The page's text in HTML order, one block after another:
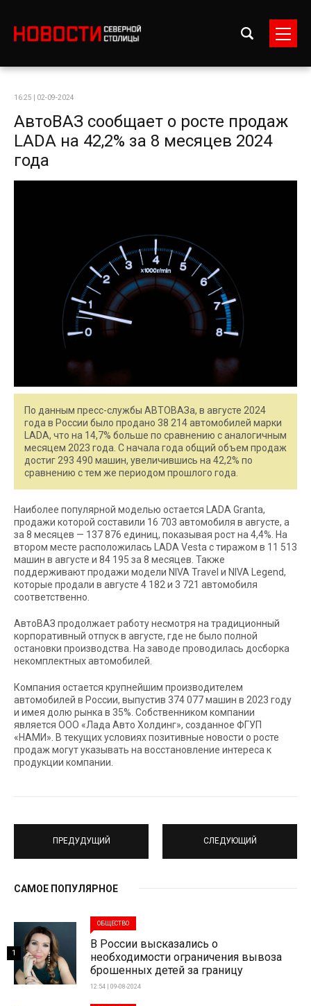
16:25 | 02-09-2024
АвтоВАЗ сообщает о росте продаж
LADA на 42,2% за 8 месяцев 2024
года
По данным пресс-службы АВТОВАЗа, в августе 2024
года в России было продано 38 214 автомобилей марки
LADA, что на 14,7% больше по сравнению с аналогичным
месяцем 2023 года. С начала года общий объем продаж
достиг 293 490 машин, увеличившись на 42,2% по
сравнению с тем же периодом прошлого года.
Наиболее популярной моделью остается LADA Granta,
продажи которой составили 16 703 автомобиля в августе, а
за 8 месяцев — 137 876 единиц, показывая рост на 4,4%. На
втором месте расположилась LADA Vesta с тиражом в 11 513
машин в августе и 84 195 за 8 месяцев. Также
поддерживают продажи модели NIVA Travel и NIVA Legend,
которые продали в августе 4 182 и 3 721 автомобиля
соответственно.
АвтоВАЗ продолжает работу несмотря на традиционный
корпоративный отпуск в августе, где не было полной
остановки производства. На заводе проводилась досборка
некомплектных автомобилей.
Компания остается крупнейшим производителем
автомобилей в России, выпустив 374 077 машин в 2023 году
и имея долю рынка в 35%. Собственником компании
является ООО «Лада Авто Холдинг», созданное ФГУП
«НАМИ». В текущих условиях позитивные новости о росте
продаж могут указывать на восстановление интереса к
продукции компании.
ПРЕДУДУЩИЙ СЛЕДУЮЩИЙ
САМОЕ ПОПУЛЯРНОЕ
ОБЩЕСТВО
В России высказались о
необходимости ограничения вывоза
брошенных детей за границу
12:54 | 09-08-2024
1